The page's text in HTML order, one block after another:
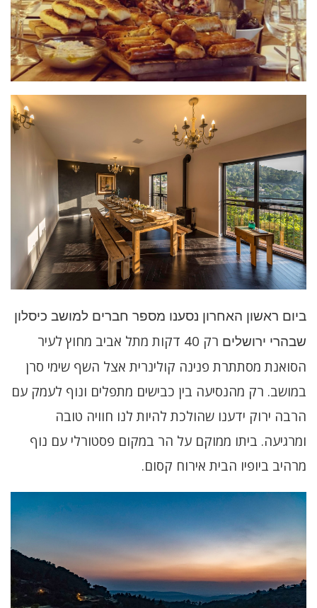
ביום ראשון האחרון נסענו מספר חברים למושב כיסלון
שבהרי ירושלים
רק 40 דקות מתל אביב מחוץ לעיר
הסואנת מסתתרת פנינה קולינרית אצל השף שימי סרן
במושב. רק מהנסיעה בין כבישים מתפלים ונוף לעמק עם
הרבה ירוק ידענו שהולכת להיות לנו חוויה טובה
ומרגיעה. ביתו ממוקם על הר במקום פסטורלי עם נוף
מרהיב ביופיו הבית אירוח קסום.